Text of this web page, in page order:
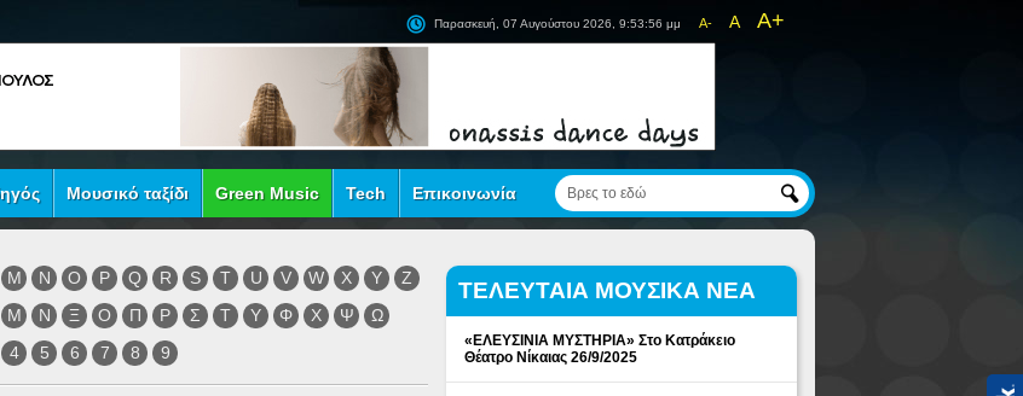
A- A A+
Παρασκευή, 07 Αυγούστου 2026, 9:53:56 μμ
Μουσικό ταξίδι Green Music Tech Επικοινωνία
M N O P Q R S T U V W X Y
Z
Μ Ν Ξ Ο Π Ρ Σ Τ Υ Φ Χ Ψ
Ω
4 5 6 7 8 9
ΤΕΛΕΥΤΑΙΑ ΜΟΥΣΙΚΑ ΝΕΑ
«ΕΛΕΥΣΙΝΙΑ ΜΥΣΤΗΡΙΑ» Στο Κατράκειο
Θέατρο Νίκαιας 26/9/2025